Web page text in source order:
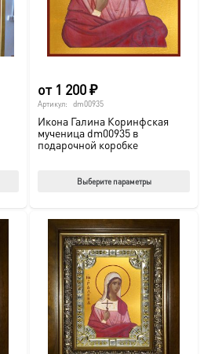
странице
от 1 200₽
Артикул: dm00935
Икона Галина Коринфская
мученица dm00935 в
подарочной коробке
Выберите параметры